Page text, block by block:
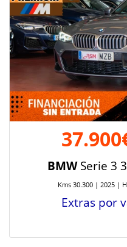
BMWSerie 3
Kms 30.300 | 2025 |
Extras por